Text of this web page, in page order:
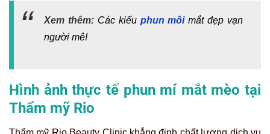
Xem thêm: Các kiểu phun môimắt đẹp vạn
người mê!
Hình ảnh thực tế phun mí mắt mèo tại
Thẩm mỹ Rio